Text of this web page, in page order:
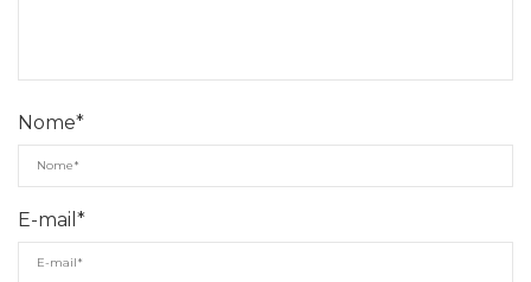
Nome*
E-mail *